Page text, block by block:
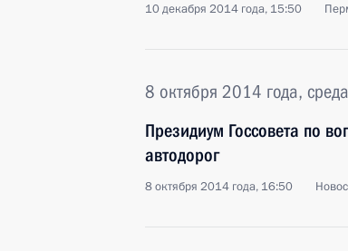
10 декабря 2014 года, 15:50
8 октября 2014 года, среда
Президиум Госсовета по
автодорог
8 октября 2014 года, 16:50